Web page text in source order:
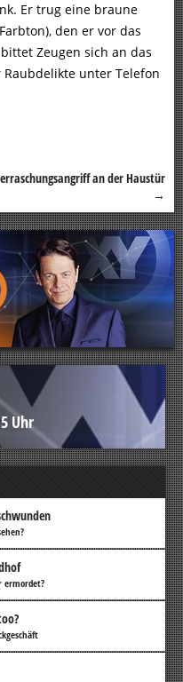
Er trug eine braune
den er vor das
Zeugen sich an das
unter Telefon
an der Haustür
→
Uhr
ermordet?